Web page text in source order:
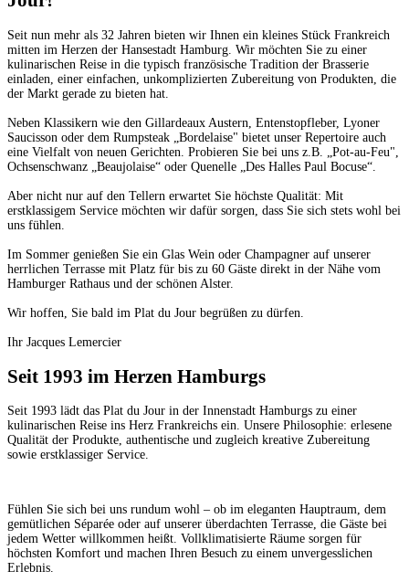
Seit nun mehr als 32 Jahren bieten wir Ihnen ein kleines Stück Frankreich
mitten im Herzen der Hansestadt Hamburg. Wir möchten Sie zu einer
kulinarischen Reise in die typisch französische Tradition der Brasserie
einladen, einer einfachen, unkomplizierten Zubereitung von Produkten, die
der Markt gerade zu bieten hat.
Neben Klassikern wie den Gillardeaux Austern, Entenstopfleber, Lyoner
Saucisson oder dem Rumpsteak „Bordelaise" bietet unser Repertoire auch
eine Vielfalt von neuen Gerichten. Probieren Sie bei uns z.B. „Pot-au-Feu",
Ochsenschwanz „Beaujolaise“ oder Quenelle „Des Halles Paul Bocuse“.
Aber nicht nur auf den Tellern erwartet Sie höchste Qualität: Mit
erstklassigem Service möchten wir dafür sorgen, dass Sie sich stets wohl bei
uns fühlen.
Im Sommer genießen Sie ein Glas Wein oder Champagner auf unserer
herrlichen Terrasse mit Platz für bis zu 60 Gäste direkt in der Nähe vom
Hamburger Rathaus und der schönen Alster.
Wir hoffen, Sie bald im Plat du Jour begrüßen zu dürfen.
Ihr Jacques Lemercier
Seit 1993 im Herzen Hamburgs
Seit 1993 lädt das Plat du Jour in der Innenstadt Hamburgs zu einer
kulinarischen Reise ins Herz Frankreichs ein. Unsere Philosophie: erlesene
Qualität der Produkte, authentische und zugleich kreative Zubereitung
sowie erstklassiger Service.
Fühlen Sie sich bei uns rundum wohl – ob im eleganten Hauptraum, dem
gemütlichen Séparée oder auf unserer überdachten Terrasse, die Gäste bei
jedem Wetter willkommen heißt. Vollklimatisierte Räume sorgen für
höchsten Komfort und machen Ihren Besuch zu einem unvergesslichen
Erlebnis.